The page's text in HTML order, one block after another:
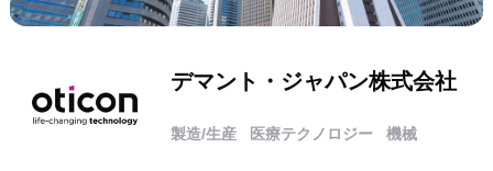
デマント・ジャパン株式会社
製造/生産 医療テクノロジー 機械